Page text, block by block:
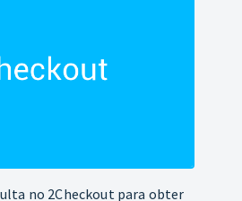
no 2Checkout para obter